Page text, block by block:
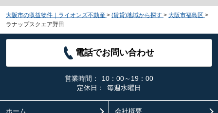
大阪市の収益物件｜ライオンズ不動産 > (賃貸)地域から探す > 大阪市福島区 >
ラナップスクエア野田
電話でお問い合わせ
営業時間：
10：00～19：00
定休日：
毎週水曜日
ホーム 会社概要